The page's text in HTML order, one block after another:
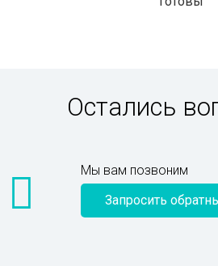
Остались
Мы вам позвоним
Запросить